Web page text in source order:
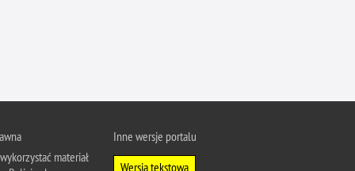
brudnych pieniędzy
człowieka
materiał
Inne wersje portalu
Wersja tekstowa